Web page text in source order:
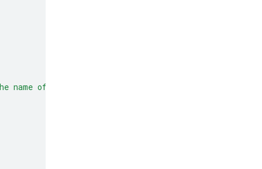
name of a place, a business, or an address."